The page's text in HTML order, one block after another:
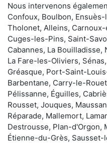
Nous intervenons
Confoux, Boulbon,
Tholonet, Alleins,
Cuges-les-Pins, Saint-
Cabannes, La
La Fare-les-Oliviers,
Gréasque, Port-Saint-
Barbentane, Carry-le-
Pélissanne, Éguilles,
Rousset, Jouques,
Réparade, Mallemort,
Destrousse, Plan-d'Orgon,
Étienne-du-Grès,